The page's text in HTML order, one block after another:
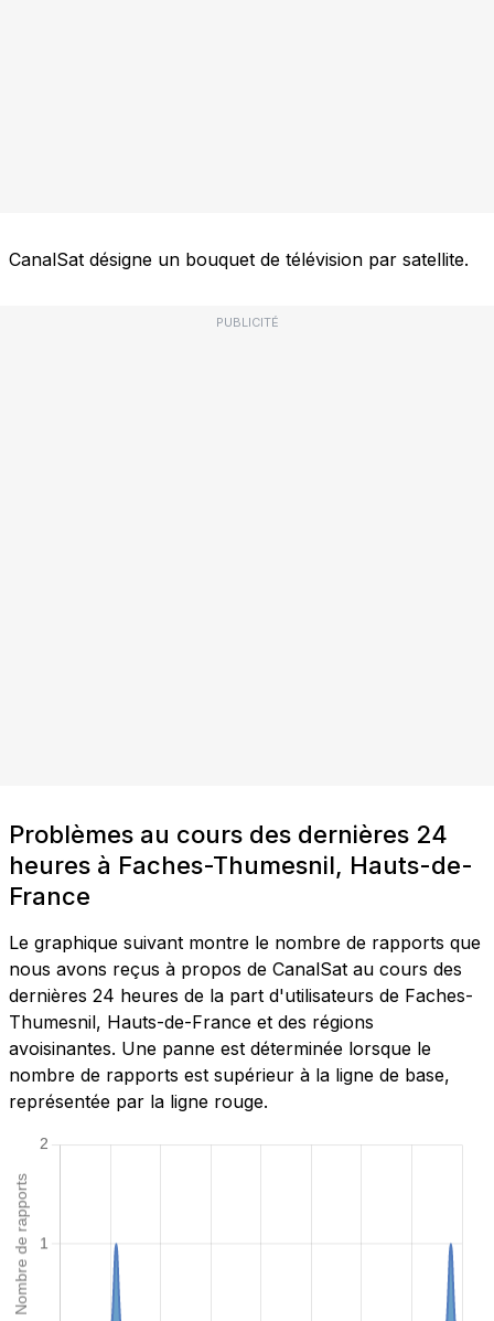
CanalSat désigne un bouquet de télévision par satellite.
PUBLICITÉ
Problèmes au cours des dernières 24
heures à Faches-Thumesnil, Hauts-de-
France
Le graphique suivant montre le nombre de rapports que
nous avons reçus à propos de CanalSat au cours des
dernières 24 heures de la part d'utilisateurs de Faches-
Thumesnil, Hauts-de-France et des régions
avoisinantes. Une panne est déterminée lorsque le
nombre de rapports est supérieur à la ligne de base,
représentée par la ligne rouge.